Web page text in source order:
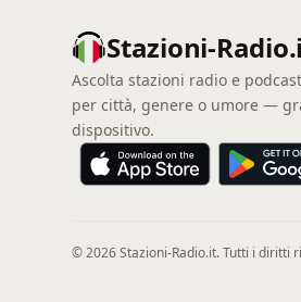
Stazioni-
Ascolta stazioni radio e
per città, genere o umore —
dispositivo.
© 2026 Stazioni-Radio.it. Tutti i diritti